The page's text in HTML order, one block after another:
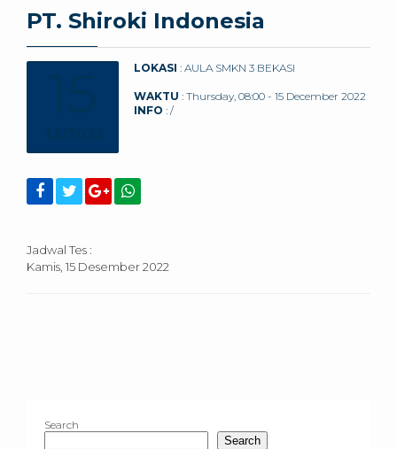
PT. Shiroki Indonesia
LOKASI : AULA SMKN 3 BEKASI
WAKTU : Thursday, 08:00 - 15 December 2022
INFO : /
Jadwal Tes :
Kamis, 15 Desember 2022
Search
Search